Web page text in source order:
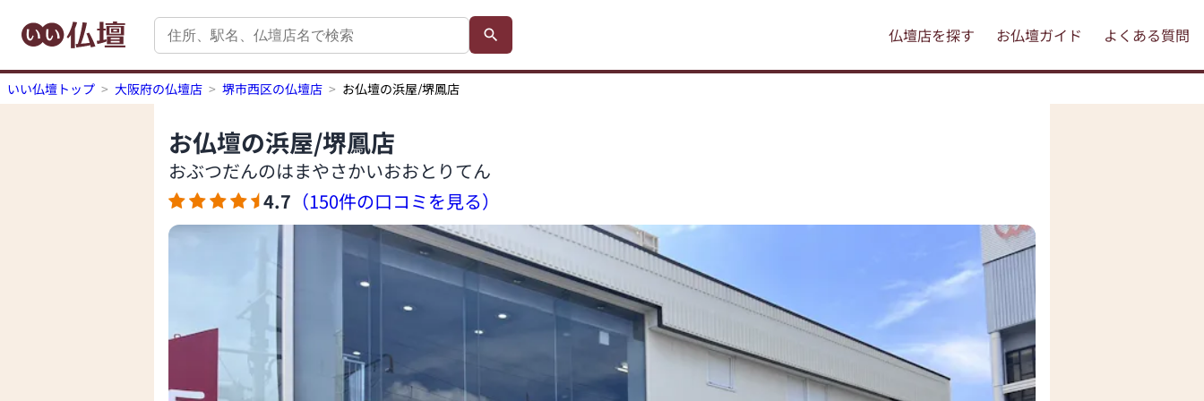
仏壇店を探す お仏壇ガイド よくある質問
いい仏壇トップ 大阪府の仏壇店 堺市西区の仏壇店 お仏壇の浜屋/堺鳳店
お仏壇の浜屋/堺鳳店
おぶつだんのはまやさかいおおとりてん
4.7 （150件の口コミを見る）